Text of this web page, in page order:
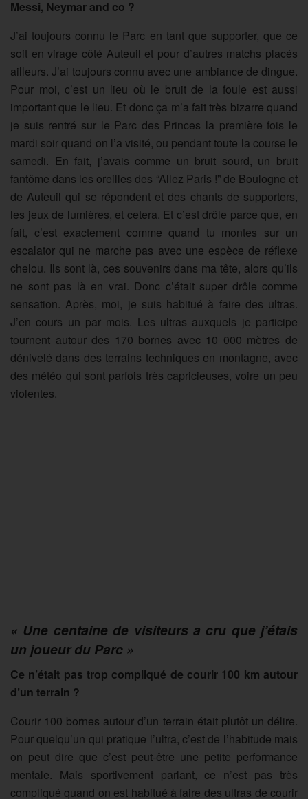
Messi, Neymar and co ?
J’ai toujours connu le Parc en tant que supporter, que ce
soit en virage côté Auteuil et pour d’autres matchs placés
ailleurs. J’ai toujours connu avec une ambiance de dingue.
Pour moi, c’est un lieu où le bruit de la foule est aussi
important que le lieu. Et donc ça m’a fait très bizarre quand
je suis rentré sur le Parc des Princes la première fois le
mardi soir quand on l’a visité, ou pendant toute la course le
samedi. En fait, j’avais comme un bruit sourd, un bruit
fantôme dans les oreilles des “Allez Paris !” de Boulogne et
de Auteuil qui se répondent et des chants de supporters,
les jeux de lumières, et cetera. Et c’est drôle parce que, en
fait, c’est exactement comme quand tu montes sur un
escalator qui ne marche pas avec une espèce de réflexe
chelou. Ils sont là, ces souvenirs dans ma tête, alors qu’ils
ne sont pas là en vrai. Donc c’était super drôle comme
sensation. Après, moi, je suis habitué à faire des ultras.
J’en cours un par mois. Les ultras auxquels je participe
tournent autour des 170 bornes avec 10 000 mètres de
dénivelé dans des terrains techniques en montagne, avec
des météo qui sont parfois très capricieuses, voire un peu
violentes.
« Une centaine de visiteurs a cru que j’étais
un joueur du Parc »
Ce n’était pas trop compliqué de courir 100 km autour
d’un terrain ?
Courir 100 bornes autour d’un terrain était plutôt un délire.
Pour quelqu’un qui pratique l’ultra, c’est de l’habitude mais
on peut dire que c’est peut-être une petite performance
mentale. Mais sportivement parlant, ce n’est pas très
compliqué quand on est habitué à faire des ultras de courir